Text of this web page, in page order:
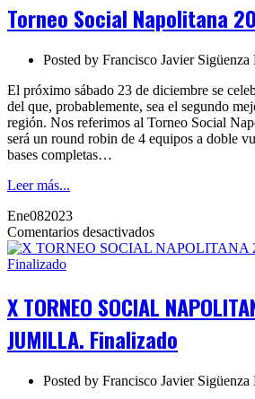
2023
Torneo Social Napolitana
Posted by Francisco Javier Sigüenza
El próximo sábado 23 de diciembre se
del que, probablemente, sea el segundo
región. Nos referimos al Torneo Social
será un round robin de 4 equipos a doble
bases completas…
Leer más...
Ene082023
Comentarios desactivadosen
X
2022.
Finalizado
X TORNEO SOCIAL
JUMILLA. Finalizado
Posted by Francisco Javier Sigüenza